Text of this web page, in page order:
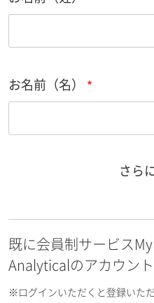
お名前（名）
お名前フリガナ（名）
さら
既に会員制サービス
Analyticalのアカウン
※ログインいただくと登録いた